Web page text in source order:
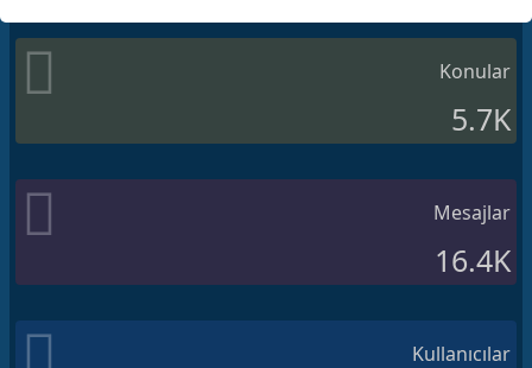
Konular
5.7K
Mesajlar
16.4K
Kullanıcılar